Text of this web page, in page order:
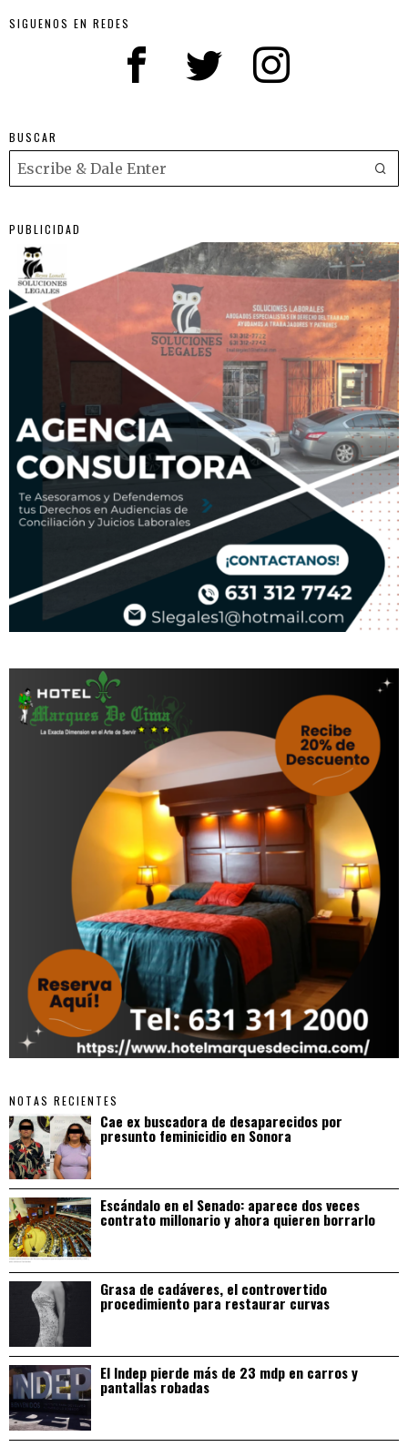
SIGUENOS EN REDES
BUSCAR
PUBLICIDAD
NOTAS RECIENTES
Cae ex buscadora de desaparecidos por
presunto feminicidio en Sonora
Escándalo en el Senado: aparece dos veces
contrato millonario y ahora quieren borrarlo
Grasa de cadáveres, el controvertido
procedimiento para restaurar curvas
El Indep pierde más de 23 mdp en carros y
pantallas robadas